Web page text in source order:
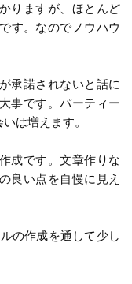
りますが、ほとんど
す。なのでノウハウ
承諾されないと話に
事です。パーティー
は増えます。
成です。文章作りな
良い点を自慢に見え
の作成を通して少し